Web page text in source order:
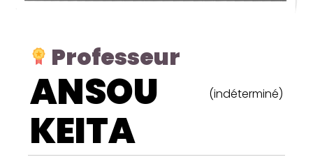
Professeur
ANSOU
KEITA
(indéterminé)